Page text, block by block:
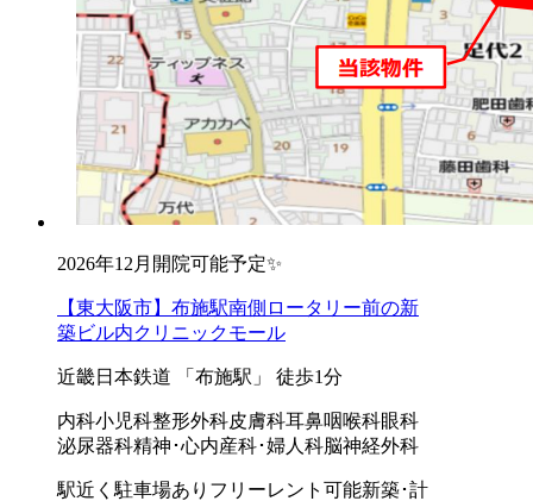
2026年12月開院可能予定✨
【東大阪市】布施駅南側ロータリー前の新
築ビル内クリニックモール
近畿日本鉄道 「布施駅」 徒歩1分
内科小児科整形外科皮膚科耳鼻咽喉科眼科
泌尿器科精神･心内産科･婦人科脳神経外科
駅近く 駐車場あり フリーレント可能新築･計